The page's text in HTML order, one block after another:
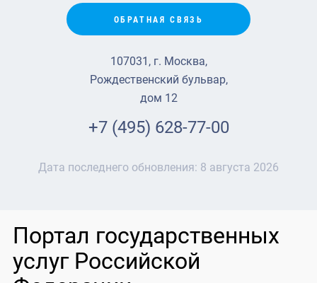
ОБРАТНАЯ СВЯЗЬ
107031, г. Москва,
Рождественский бульвар,
дом 12
+7 (495) 628-77-00
Дата последнего обновления: 8 августа 2026
Портал государственных
услуг Российской